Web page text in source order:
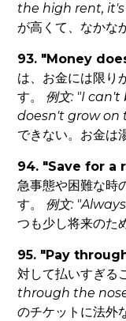
the high rent,
が高くて、なかな
93. "Money
は、お金には限り
す。 例文: "I
doesn't grow on
できない。お金は
94. "Save for a
急事態や困難な時
す。 例文:
つも少し将来のた
95. "Pay
対して払いすぎる
through the
のチケットに法外